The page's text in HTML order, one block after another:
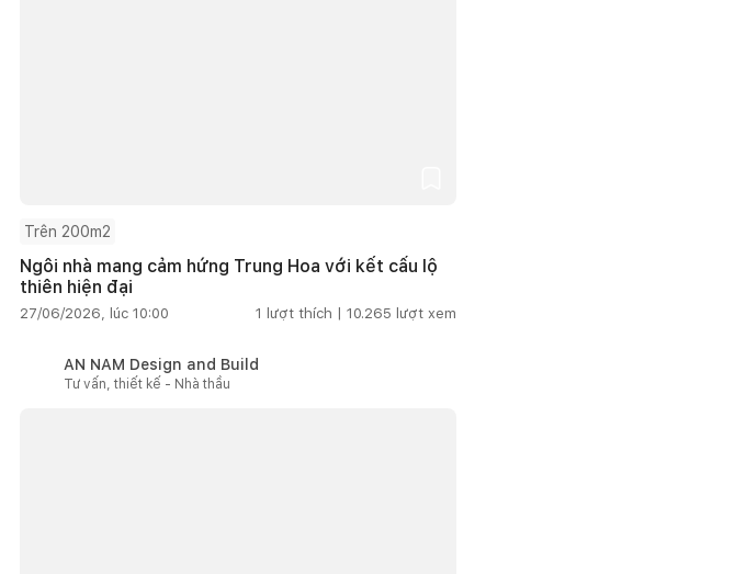
Trên 200m2
Ngôi nhà mang cảm hứng Trung Hoa với kết cấu lộ
thiên hiện đại
27/06/2026, lúc 10:00 1 lượt thích | 10.265 lượt xem
AN NAM Design and Build
Tư vấn, thiết kế - Nhà thầu